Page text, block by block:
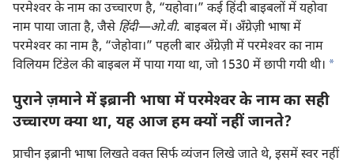
परमेश्‍वर के नाम का उच्चारण है, “यहोवा।” कई हिंदी बाइबलों में यहोवा
नाम पाया जाता है, जैसे हिंदी​—ओ.वी. बाइबल में। अँग्रेज़ी भाषा में
परमेश्‍वर का नाम है, “जेहोवा।” पहली बार अँग्रेज़ी में परमेश्‍वर का नाम
विलियम टिंडेल की बाइबल में पाया गया था, जो 1530 में छापी गयी थी। a
पुराने ज़माने में इब्रानी भाषा में परमेश्‍वर के नाम का सही
उच्चारण क्या था, यह आज हम क्यों नहीं जानते?
प्राचीन इब्रानी भाषा लिखते वक्‍त सिर्फ व्यंजन लिखे जाते थे, इसमें स्वर नहीं